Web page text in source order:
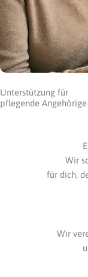
Unterstützung für
pflegende Angehörige
Wir
für dich,
Wir